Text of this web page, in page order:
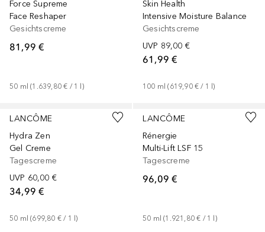
Force Supreme
Face Reshaper
Gesichtscreme
81,99 €
50 ml (1.639,80 € / 1 l)
Skin Health
Intensive Moisture Balance
Gesichtscreme
UVP 89,00 €
61,99 €
100 ml (619,90 € / 1 l)
LANCÔME
Hydra Zen
Gel Creme
Tagescreme
UVP 60,00 €
34,99 €
50 ml (699,80 € / 1 l)
LANCÔME
Rénergie
Multi-Lift LSF 15
Tagescreme
96,09 €
50 ml (1.921,80 € / 1 l)
1 Größe
Gesponsert Gesponsert